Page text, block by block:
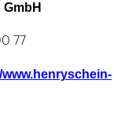
77
www.henryschein-